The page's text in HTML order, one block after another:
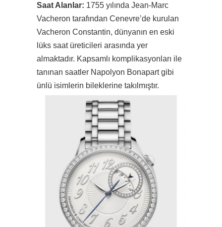
Saat Alanlar: 1755 yılında Jean-Marc
Vacheron tarafından Cenevre’de kurulan
Vacheron Constantin, dünyanın en eski
lüks saat üreticileri arasında yer
almaktadır. Kapsamlı komplikasyonları ile
tanınan saatler Napolyon Bonapart gibi
ünlü isimlerin bileklerine takılmıştır.